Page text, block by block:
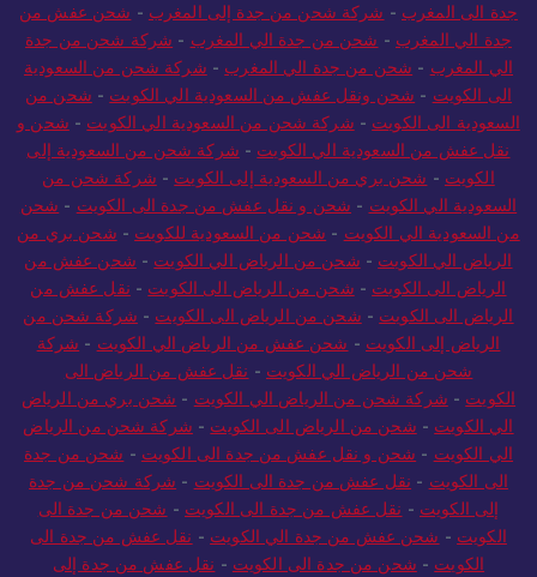
جدة الى المغرب - شركة شحن من جدة إلى المغرب - شحن عفش من
جدة الي المغرب - شحن من جدة الي المغرب - شركة شحن من جدة
الي المغرب - شحن من جدة الي المغرب - شركة شحن من السعودية
الى الكويت - شحن ونقل عفش من السعودية الي الكويت - شحن من
السعودية الى الكويت - شركة شحن من السعودية الي الكويت - شحن و
نقل عفش من السعودية الي الكويت - شركة شحن من السعودية إلى
الكويت - شحن بري من السعودية إلى الكويت - شركة شحن من
السعودية الي الكويت - شحن و نقل عفش من جدة الى الكويت - شحن
من السعودية الي الكويت - شحن من السعودية للكويت - شحن بري من
الرياض الي الكويت - شحن من الرياض الي الكويت - شحن عفش من
الرياض الى الكويت - شحن من الرياض الى الكويت - نقل عفش من
الرياض الى الكويت - شحن من الرياض الى الكويت - شركة شحن من
الرياض إلى الكويت - شحن عفش من الرياض الي الكويت - شركة
شحن من الرياض الي الكويت - نقل عفش من الرياض الى
الكويت - شركة شحن من الرياض الي الكويت - شحن بري من الرياض
الي الكويت - شحن من الرياض الى الكويت - شركة شحن من الرياض
الي الكويت - شحن و نقل عفش من جدة الى الكويت - شحن من جدة
الى الكويت - نقل عفش من جدة الى الكويت - شركة شحن من جدة
إلى الكويت - نقل عفش من جدة الى الكويت - شحن من جدة الى
الكويت - شحن عفش من جدة الي الكويت - نقل عفش من جدة الى
الكويت - شحن من جدة الى الكويت - نقل عفش من جدة إلى